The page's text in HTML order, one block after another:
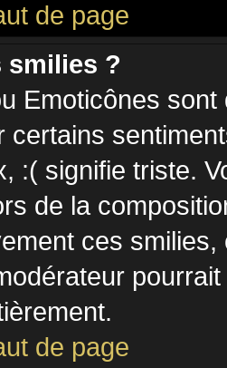
de page
smilies ?
Emoticônes
certains
:( signifie triste.
de la
ces
de page